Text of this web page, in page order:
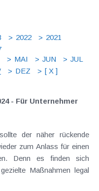
2022
2021
MAI JUN
JUL
DEZ [ X ]
- Für Unternehmer
der näher rückende
zum Anlass für einen
Denn es finden sich
Maßnahmen legal